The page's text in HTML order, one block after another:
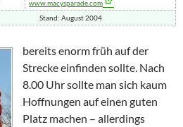
www.macysparade.com
Stand: August 2004
bereits enorm früh auf der
Strecke einfinden sollte. Nach
8.00 Uhr sollte man sich kaum
Hoffnungen auf einen guten
Platz machen – allerdings